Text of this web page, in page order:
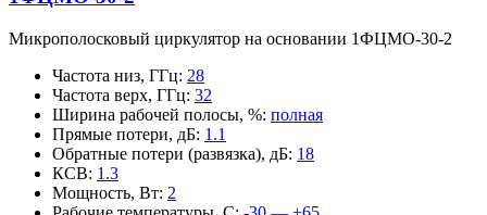
Микрополосковый циркулятор на основании 1ФЦМО-30-2
Частота низ, ГГц: 28
Частота верх, ГГц: 32
Ширина рабочей полосы, %: полная
Прямые потери, дБ: 1.1
Обратные потери (развязка), дБ: 18
КСВ: 1.3
Мощность, Вт: 2